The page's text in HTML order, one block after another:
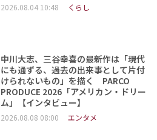
2026.08.04 10:48 くらし
中川大志、三谷幸喜の最新作は「現代
にも通ずる、過去の出来事として片付
けられないもの」を描く PARCO
PRODUCE 2026「アメリカン・ドリー
ム」【インタビュー】
2026.08.08 08:00 エンタメ